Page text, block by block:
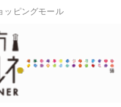
ッピングモール